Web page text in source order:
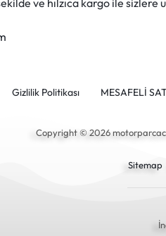
ve hılzıca kargo ile sizlere
Gizlilik Politikası MESAFELİ
Copyright © 2026
Sitemap